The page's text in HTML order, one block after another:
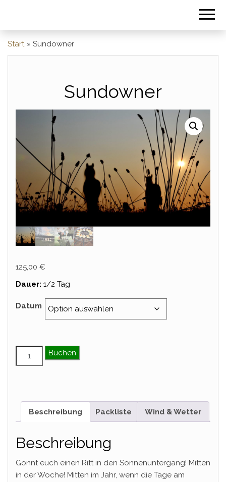
Start» Sundowner
Sundowner
125,00 €
Dauer: 1/2 Tag
Datum
Sundowner Menge
Buchen
Beschreibung Packliste Wind & Wetter
Beschreibung
Gönnt euch einen Ritt in den Sonnenuntergang! Mitten
in der Woche! Mitten im Jahr, wenn die Tage am